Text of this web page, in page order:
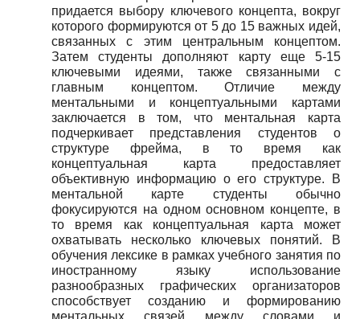
придается выбору ключевого концепта, вокруг
которого формируются от 5 до 15 важных идей,
связанных с этим центральным концептом.
Затем студенты дополняют карту еще 5-15
ключевыми идеями, также связанными с
главным концептом. Отличие между
ментальными и концептуальными картами
заключается в том, что ментальная карта
подчеркивает представления студентов о
структуре фрейма, в то время как
концептуальная карта предоставляет
объективную информацию о его структуре. В
ментальной карте студенты обычно
фокусируются на одном основном концепте, в
то время как концептуальная карта может
охватывать несколько ключевых понятий. В
обучения лексике в рамках учебного занятия по
иностранному языку использование
разнообразных графических организаторов
способствует созданию и формированию
ментальных связей между словами и